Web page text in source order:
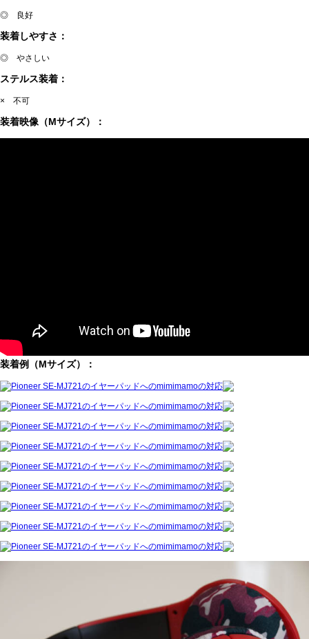
◎ 良好
装着しやすさ：
◎ やさしい
ステルス装着：
× 不可
装着映像（Mサイズ）：
装着例（Mサイズ）：